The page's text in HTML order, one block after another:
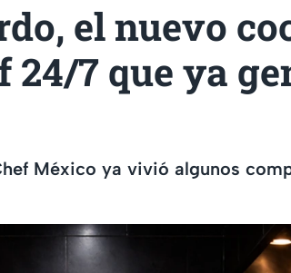
el nuevo
24/7 que ya
México ya vivió algunos